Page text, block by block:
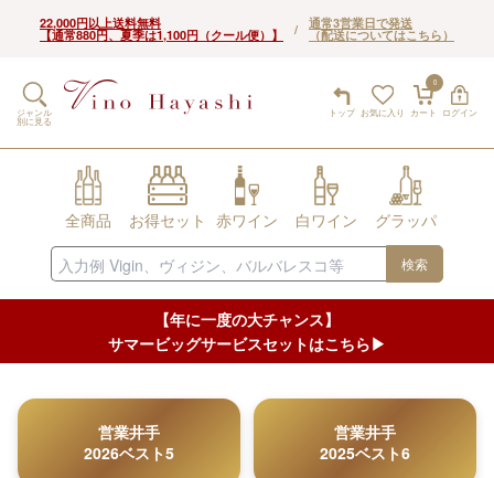
22,000円以上送料無料
【通常880円、夏季は1,100円（クール便）】 / 通常3営業日で発送
（配送についてはこちら）
トップ お気に入り
0
カート ログイン
ジャンル
別に見る
全商品 お得セット 赤ワイン 白ワイン グラッパ
検索
【年に一度の大チャンス】
サマービッグサービスセットはこちら▶︎
営業井手
2026ベスト5
営業井手
2025ベスト6